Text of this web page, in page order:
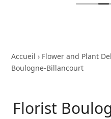
Accueil › Flower and Plant
Boulogne-Billancourt
Florist